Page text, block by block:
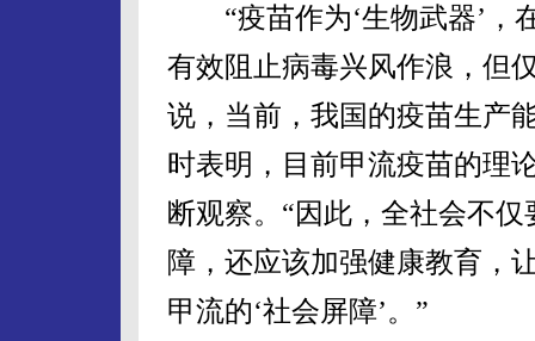
“疫苗作为‘生物武器’，
有效阻止病毒兴风作浪，但
说，当前，我国的疫苗生产
时表明，目前甲流疫苗的理
断观察。“因此，全社会不
障，还应该加强健康教育，
甲流的‘社会屏障’。”